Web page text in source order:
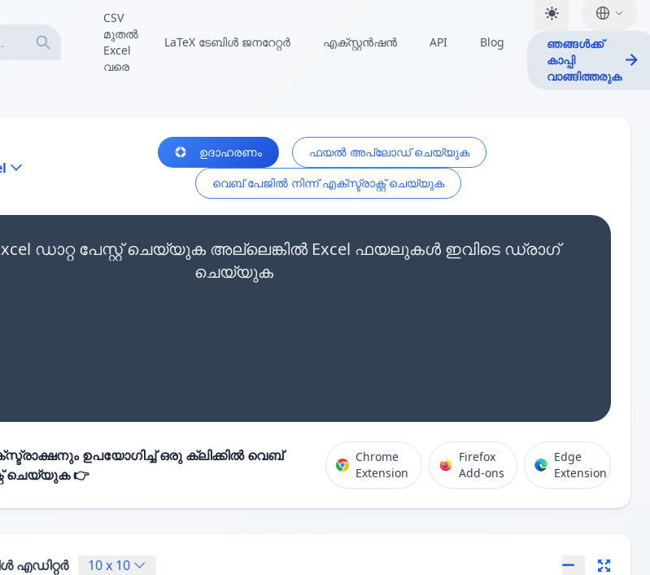
CSV
മുതൽ
Excel
വരെ
LaTeX ടേബിൾ ജനറേറ്റർ എക്സ്റ്റൻഷൻ API Blog
ഞങ്ങൾക്ക്
കാപ്പി
വാങ്ങിത്തരുക
ഉദാഹരണം
ഫയൽ അപ്‌ലോഡ് ചെയ്യുക
വെബ് പേജിൽ നിന്ന് എക്സ്ട്രാക്റ്റ് ചെയ്യുക
ഡാറ്റ പേസ്റ്റ് ചെയ്യുക അല്ലെങ്കിൽ Excel ഫയലുകൾ ഇവിടെ ഡ്രാഗ്
ചെയ്യുക
ഉപയോഗിച്ച് ഒരു ക്ലിക്കിൽ വെബ്
ചെയ്യുക 👉
Chrome
Extension
Firefox
Add-ons
Edge
Extension
എഡിറ്റർ 10x 10